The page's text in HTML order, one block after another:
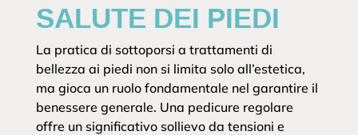
SALUTE DEI PIEDI
La pratica di sottoporsi a trattamenti di
bellezza ai piedi non si limita solo all’estetica,
ma gioca un ruolo fondamentale nel garantire il
benessere generale. Una pedicure regolare
offre un significativo sollievo da tensioni e